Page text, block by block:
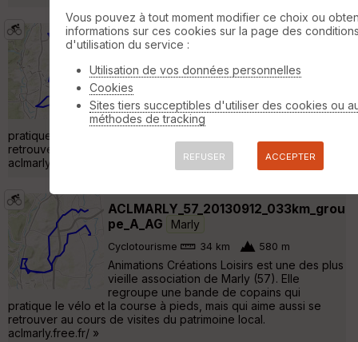
ACLMARLY_57_20130418_063km_grou
pe_A_AG
Cyclotourisme 63 km 570 m
Animations Créations Loisirs est une des plus
vieille association de Marly (57). Elle
regroupe une bande de copains qui
pratique le vélo et la course à pieds, mais qui aime aussi se
retrouver au cours de visites du patrimoine local.
aclmarly.free.fr/ »
ACLMARLY_57_20130912_033km_grou
pe_A_AG
Marly
Cyclotourisme 34 km 580 m
Animations Créations Loisirs est une des plus
vieille association de Marly (57). Elle
regroupe une bande de copains qui
pratique le vélo et la course à pieds, mais qui aime aussi se
retrouver au cours de visites du patrimoine local.
aclmarly.free.fr/ »
Vous pouvez à tout moment modifier ce choix ou
informations sur ces cookies sur la page des
d'utilisation du service :
Utilisation de vos données personnelles
Cookies
Sites tiers succeptibles d'utiliser des cookies ou
méthodes de tracking
REFUSER ACCEPTER